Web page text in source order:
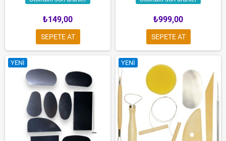
₺149,00
SEPETE AT
₺999,00
SEPETE AT
YENI YENI